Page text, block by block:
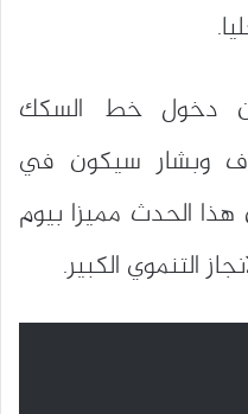
دخول خط السكك
وبشار سيكون في
يكون هذا الحدث مميزا بيوم
التنموي الكبير.